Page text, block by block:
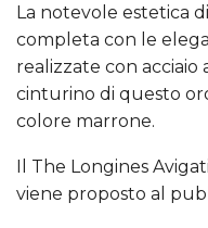
La notevole estetica
completa con le
realizzate con acciaio
cinturino di questo
colore marrone.
Il The Longines
viene proposto al